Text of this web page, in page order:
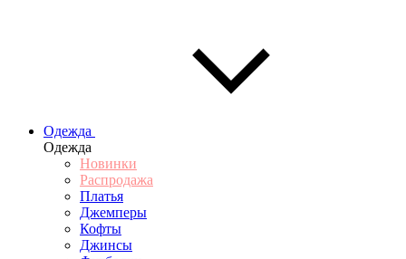
Одежда
Одежда
Новинки
Распродажа
Платья
Джемперы
Кофты
Джинсы